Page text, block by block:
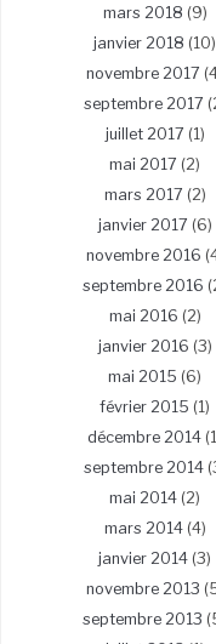
mars 2018 (9)
janvier 2018 (10)
novembre 2017
septembre 2017
juillet 2017 (1)
mai 2017 (2)
mars 2017 (2)
janvier 2017 (6)
novembre 2016
septembre 2016
mai 2016 (2)
janvier 2016 (3)
mai 2015 (6)
février 2015 (1)
décembre 2014
septembre 2014
mai 2014 (2)
mars 2014(4)
janvier 2014 (3)
novembre 2013
septembre 2013